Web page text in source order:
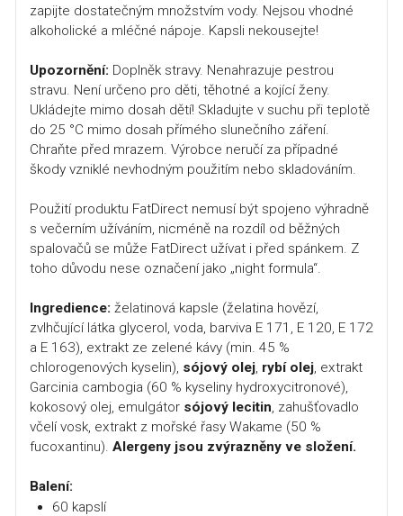
zapijte dostatečným množstvím vody. Nejsou vhodné
alkoholické a mléčné nápoje. Kapsli nekousejte!
Upozornění: Doplněk stravy. Nenahrazuje pestrou
stravu. Není určeno pro děti, těhotné a kojící ženy.
Ukládejte mimo dosah dětí! Skladujte v suchu při teplotě
do 25 °C mimo dosah přímého slunečního záření.
Chraňte před mrazem. Výrobce neručí za případné
škody vzniklé nevhodným použitím nebo skladováním.
Použití produktu FatDirect nemusí být spojeno výhradně
s večerním užíváním, nicméně na rozdíl od běžných
spalovačů se může FatDirect užívat i před spánkem. Z
toho důvodu nese označení jako „night formula“.
Ingredience: želatinová kapsle (želatina hovězí,
zvlhčující látka glycerol, voda, barviva E 171, E 120, E 172
a E 163), extrakt ze zelené kávy (min. 45 %
chlorogenových kyselin), sójový olej, rybí olej, extrakt
Garcinia cambogia (60 % kyseliny hydroxycitronové),
kokosový olej, emulgátor sójový lecitin, zahušťovadlo
včelí vosk, extrakt z mořské řasy Wakame (50 %
fucoxantinu). Alergeny jsou zvýrazněny ve složení.
Balení:
60 kapslí